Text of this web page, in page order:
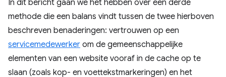
In dit bericht gaan we het hebben over een derde
methode die een balans vindt tussen de twee hierboven
beschreven benaderingen: vertrouwen op een
servicemedewerker om de gemeenschappelijke
elementen van een website vooraf in de cache op te
slaan (zoals kop- en voettekstmarkeringen) en het